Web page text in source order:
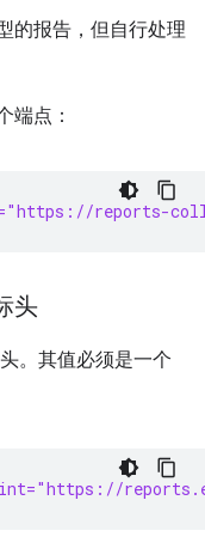
的报告，但自行处理
端点：
reports-
头
。其值必须是一个